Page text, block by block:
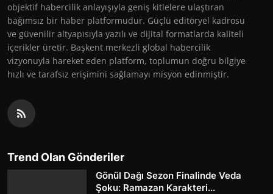
objektif habercilik anlayışıyla geniş kitlelere ulaştıran
bağımsız bir haber platformudur. Güçlü editöryel kadrosu
ve güvenilir altyapısıyla yazılı ve dijital formatlarda kaliteli
içerikler üretir. Başkent merkezli global habercilik
vizyonuyla hareket eden platform, toplumun doğru bilgiye
hızlı ve tarafsız erişimini sağlamayı misyon edinmiştir.
Trend Olan Gönderiler
Gönül Dağı Sezon Finalinde Veda
Şoku: Ramazan Karakteri...